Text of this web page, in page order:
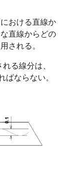
おける直線か
直線からどの
される。
る線分は、
ならない。